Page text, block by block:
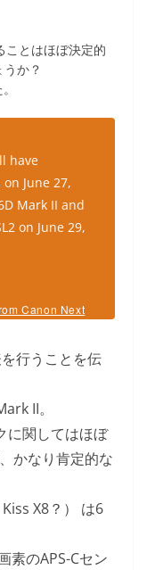
ことはほぼ決定的
か？
have
June 27,
Mark II and
on June 29,
Canon Next
行うことを伝
II。
に関してはほぼ
かなり肯定的な
X8？） は6
素のAPS-Cセン